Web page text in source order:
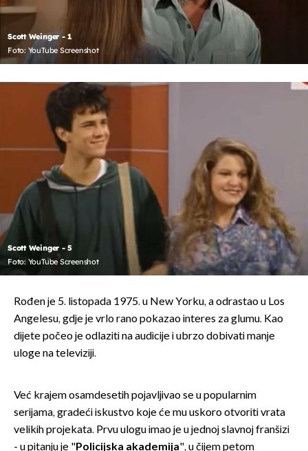
Scott Weinger - 1
Foto: YouTube Screenshot
Scott Weinger - 5
Foto: YouTube Screenshot
Rođen je 5. listopada 1975. u New Yorku, a odrastao u Los
Angelesu, gdje je vrlo rano pokazao interes za glumu. Kao
dijete počeo je odlaziti na audicije i ubrzo dobivati manje
uloge na televiziji.
Već krajem osamdesetih pojavljivao se u popularnim
serijama, gradeći iskustvo koje će mu uskoro otvoriti vrata
velikih projekata. Prvu ulogu imao je u jednoj slavnoj franšizi
- u pitanju je "Policijska akademija", u čijem petom